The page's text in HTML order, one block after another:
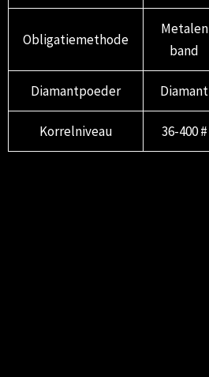
Obligatiemethode
Metalen
band
Diamantpoeder Diamant
Korrelniveau 36-400 #